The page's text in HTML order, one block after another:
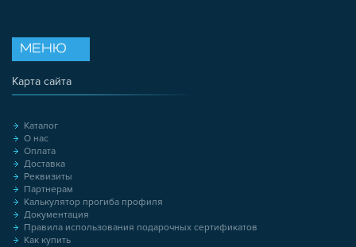
МЕНЮ
Карта сайта
Каталог
О нас
Оплата
Доставка
Реквизиты
Партнерам
Калькулятор прогиба профиля
Документация
Правила использования подарочных сертификатов
Как купить